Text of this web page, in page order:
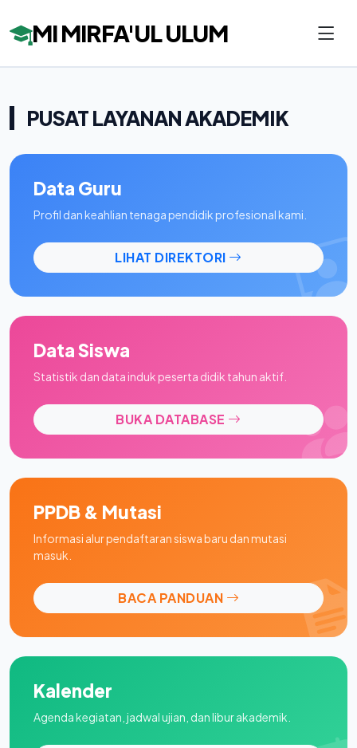
MI MIRFA'UL ULUM
PUSAT LAYANAN AKADEMIK
Data Guru
Profil dan keahlian tenaga pendidik profesional kami.
LIHAT DIREKTORI
Data Siswa
Statistik dan data induk peserta didik tahun aktif.
BUKA DATABASE
PPDB & Mutasi
Informasi alur pendaftaran siswa baru dan mutasi
masuk.
BACA PANDUAN
Kalender
Agenda kegiatan, jadwal ujian, dan libur akademik.